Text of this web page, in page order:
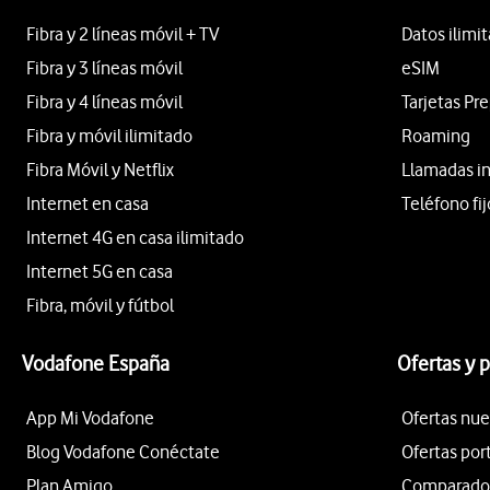
Fibra y 2 líneas móvil + TV
Fibra y 3 líneas móvil
Fibra y 4 líneas móvil
Fibra y móvil ilimitado
Fibra Móvil y Netflix
Internet en casa
Internet 4G en casa ilimitado
Internet 5G en casa
Fibra, móvil y fútbol
Datos
eSIM
Tarjetas
Roaming
Llamadas
Teléfono
Vodafone España
App Mi Vodafone
Blog Vodafone Conéctate
Plan Amigo
Ofertas y
Ofertas
Ofertas